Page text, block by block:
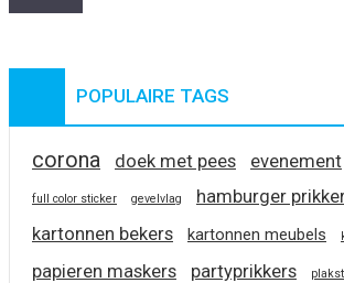
POPULAIRE TAGS
corona doek met pees evenement
full color sticker gevelvlag hamburger
kartonnen bekers
kartonnen meubels
papieren maskers partyprikkers